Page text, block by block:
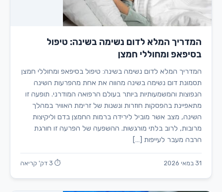
המדריך המלא לדום נשימה בשינה: טיפול
בסיפאפ ומחוללי חמצן
המדריך המלא לדום נשימה בשינה: טיפול בסיפאפ ומחוללי חמצן
תסמונת דום נשימה בשינה מהווה את אחת מהפרעות השינה
הנפוצות והמשמעותיות ביותר בעולם הרפואה המודרני. תופעה זו
מתאפיינת בהפסקות חוזרות ונשנות של זרימת האוויר במהלך
השינה, מצב אשר מוביל לירידה ברמות החמצן בדם וליקיצות
מרובות, לרוב בלתי מורגשות. ההשפעה של הפרעה זו חורגת
הרבה מעבר לעייפות […]
31 במאי 2026 ⏱ 3 דק' קריאה